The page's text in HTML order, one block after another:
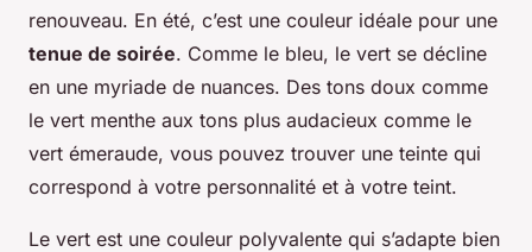
renouveau. En été, c’est une couleur idéale pour une
tenue de soirée. Comme le bleu, le vert se décline
en une myriade de nuances. Des tons doux comme
le vert menthe aux tons plus audacieux comme le
vert émeraude, vous pouvez trouver une teinte qui
correspond à votre personnalité et à votre teint.
Le vert est une couleur polyvalente qui s’adapte bien